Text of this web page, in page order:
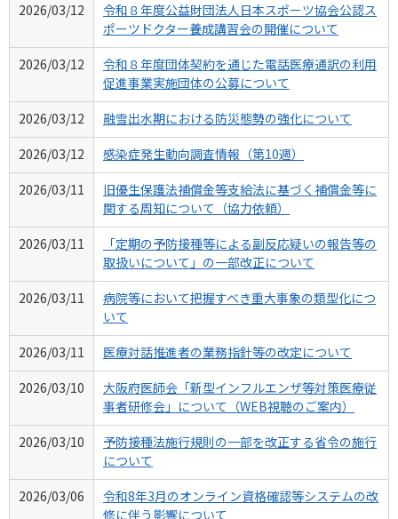
2026/03/12
令和８年度公益財団法人日本スポーツ協会公認ス
ポーツドクター養成講習会の開催について
2026/03/12
令和８年度団体契約を通じた電話医療通訳の利用
促進事業実施団体の公募について
2026/03/12
融雪出水期における防災態勢の強化について
2026/03/12
感染症発生動向調査情報（第10週）
2026/03/11
旧優生保護法補償金等支給法に基づく補償金等に
関する周知について（協力依頼）
2026/03/11
「定期の予防接種等による副反応疑いの報告等の
取扱いについて」の一部改正について
2026/03/11
病院等において把握すべき重大事象の類型化につ
いて
2026/03/11
医療対話推進者の業務指針等の改定について
2026/03/10
大阪府医師会「新型インフルエンザ等対策医療従
事者研修会」について（WEB視聴のご案内）
2026/03/10
予防接種法施行規則の一部を改正する省令の施行
について
2026/03/06
令和8年3月のオンライン資格確認等システムの改
修に伴う影響について